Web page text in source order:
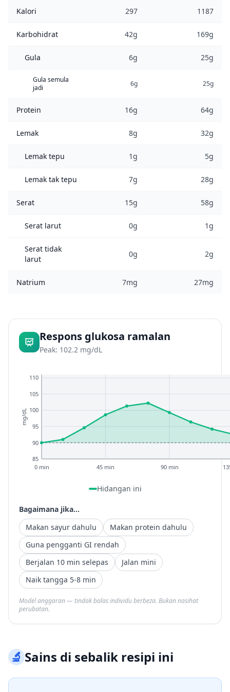
Kalori 297 1187
Karbohidrat 42g 169g
Gula 6g 25g
Gula semula
jadi
6g 25g
Protein 16g 64g
Lemak 8g 32g
Lemak tepu 1g 5g
Lemak tak tepu 7g 28g
Serat 15g 58g
Serat larut 0g 1g
Serat tidak
larut
0g 2g
Natrium 7mg 27mg
Respons glukosa ramalan
Peak: 102.2 mg/dL
85
90
95
100
105
110
0 min 45 min 90 min
mg/dL
Hidangan ini
Bagaimana jika...
Makan sayur dahulu
Makan protein dahulu
Guna pengganti GI rendah
Berjalan 10 min selepas
Jalan mini
Naik tangga 5-8 min
Model anggaran — tindak balas individu berbeza. Bukan nasihat
perubatan.
🔬Sains di sebalik resipi ini